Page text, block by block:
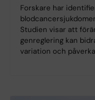
Forskare har
Studien visar att
genreglering kan
variation och